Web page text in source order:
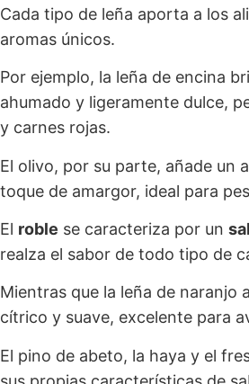
Cada tipo de leña aporta a los
aromas únicos.
Por ejemplo, la leña de encina
ahumado y ligeramente dulce,
y carnes rojas.
El olivo, por su parte, añade un
toque de amargor, ideal para
El roble se caracteriza por un
realza el sabor de todo tipo de
Mientras que la leña de naranjo
cítrico y suave, excelente para
El pino de abeto, la haya y el